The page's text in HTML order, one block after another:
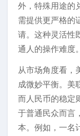
外，特殊用途的
需提供更严格的
请。这种灵活性
通人的操作难度。
从市场角度看，
成微妙平衡。美
而人民币的稳定
于普通民众而言
本。例如，一名